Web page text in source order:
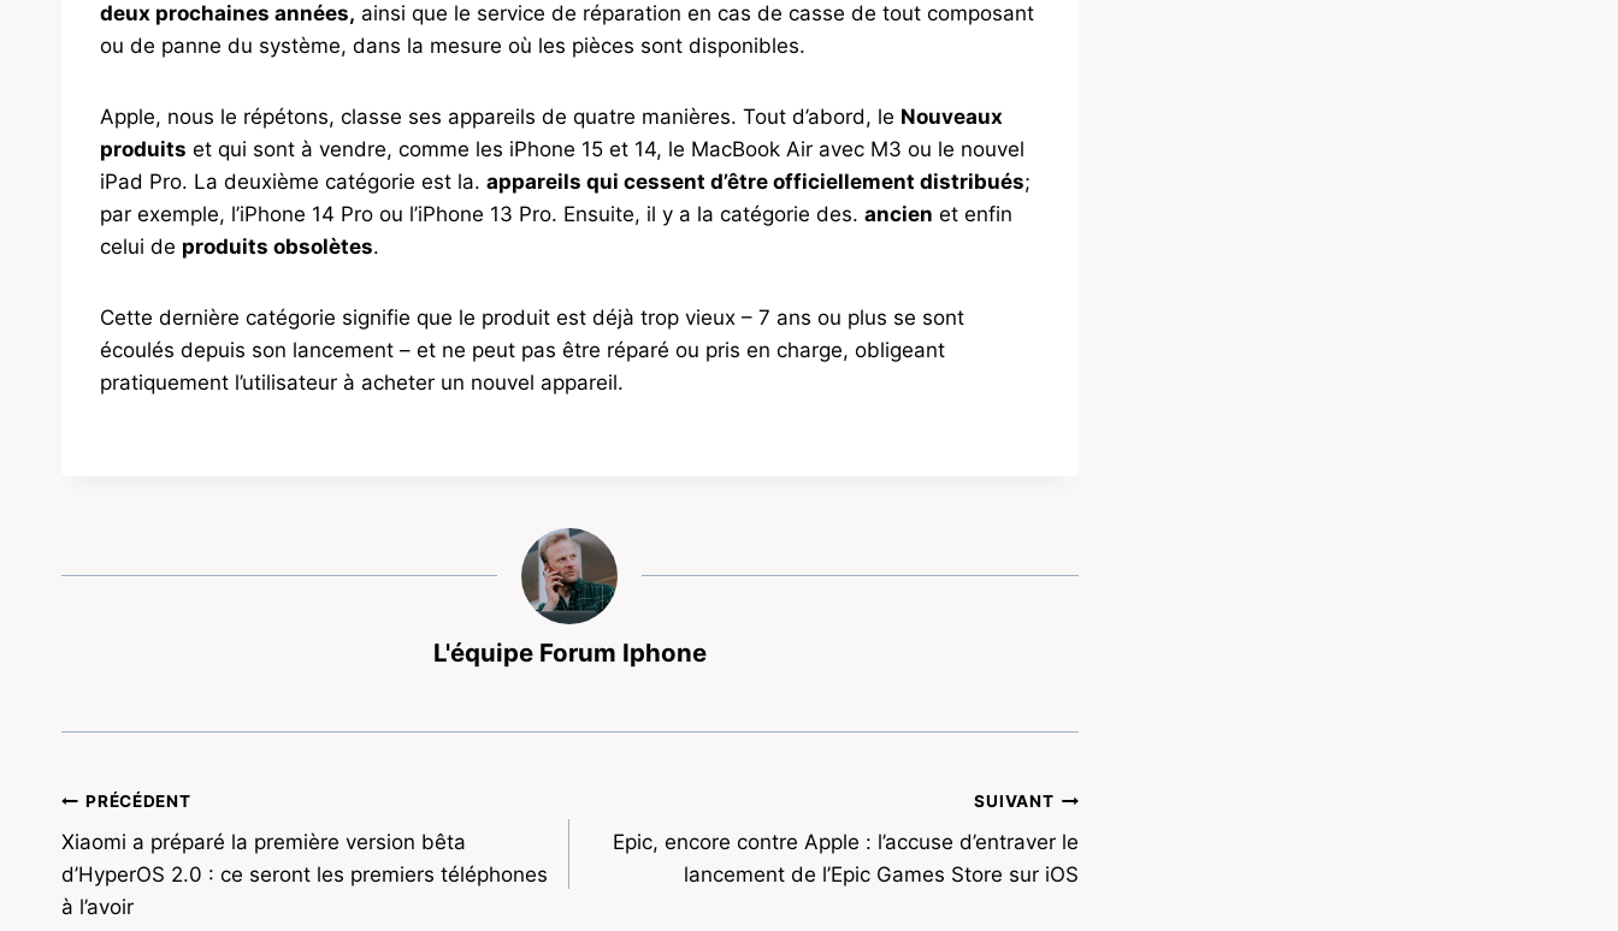
deux prochaines années, ainsi que le service de réparation en cas de casse de tout composant
ou de panne du système, dans la mesure où les pièces sont disponibles.
Apple, nous le répétons, classe ses appareils de quatre manières. Tout d’abord, le Nouveaux
produits et qui sont à vendre, comme les iPhone 15 et 14, le MacBook Air avec M3 ou le nouvel
iPad Pro. La deuxième catégorie est la. appareils qui cessent d’être officiellement distribués;
par exemple, l’iPhone 14 Pro ou l’iPhone 13 Pro. Ensuite, il y a la catégorie des. ancien et enfin
celui de produits obsolètes.
Cette dernière catégorie signifie que le produit est déjà trop vieux – 7 ans ou plus se sont
écoulés depuis son lancement – ​​et ne peut pas être réparé ou pris en charge, obligeant
pratiquement l’utilisateur à acheter un nouvel appareil.
L'équipe Forum Iphone
Navigation
de
l’article
PRÉCÉDENT
Xiaomi a préparé la première version bêta
d’HyperOS 2.0 : ce seront les premiers téléphones
à l’avoir
SUIVANT
Epic, encore contre Apple : l’accuse d’entraver le
lancement de l’Epic Games Store sur iOS